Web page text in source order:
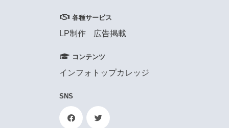
各種サービス
LP制作 広告掲載
コンテンツ
インフォトップカレッジ
SNS